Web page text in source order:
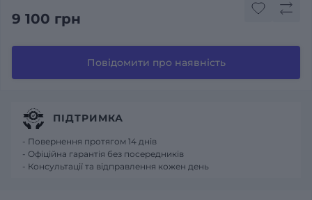
9 100 грн
Повідомити про наявність
ПІДТРИМКА
- Повернення протягом 14 днів
- Офіційна гарантія без посередників
- Консультації та відправлення кожен день